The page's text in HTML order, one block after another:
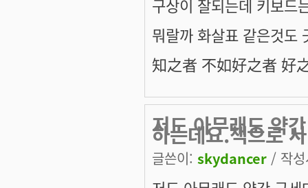
구상이 잘되는데 키보드
뭐랄까 화살표 같은것도
知之者 不如好之者 好
저도 아무래도 약
하는데요.책으로 사
글쓴이: skydancer / 작